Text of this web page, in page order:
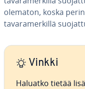
olematon, koska
ta­va­ra­mer­kil­lä
Vinkki
Haluatko tietää